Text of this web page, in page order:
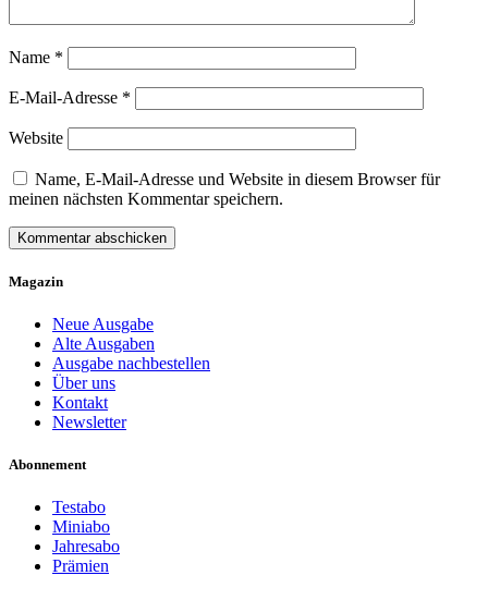
Name *
E-Mail-Adresse *
Website
Name, E-Mail-Adresse und Website in diesem Browser für
meinen nächsten Kommentar speichern.
Magazin
Neue Ausgabe
Alte Ausgaben
Ausgabe nachbestellen
Über uns
Kontakt
Newsletter
Abonnement
Testabo
Miniabo
Jahresabo
Prämien